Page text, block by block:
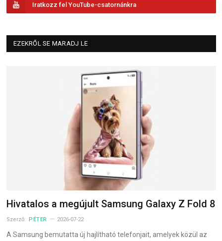
Iratkozz fel YouTube-csatornánkra
EZEKRŐL SE MARADJ LE
Hivatalos a megújult Samsung Galaxy Z Fold 8
Szerző: PÉTER 2026-07-22
A Samsung bemutatta új hajlítható telefonjait, amelyek közül az